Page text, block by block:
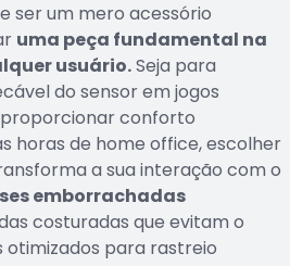
ser um mero acessório
uma peça fundamental na
usuário.Seja para
do sensor em jogos
conforto
horas de home office, escolher
a sua interação com o
emborrachadas
costuradas que evitam o
para rastreio